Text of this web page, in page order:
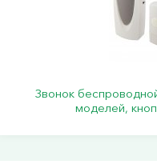
Звонок
моделей,